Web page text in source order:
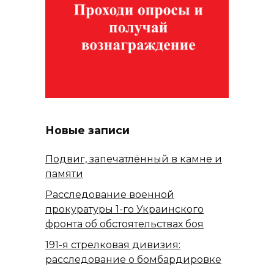
Новые записи
Подвиг, запечатлённый в камне и
памяти
Расследование военной
прокуратуры 1-го Украинского
фронта об обстоятельствах боя
191-я стрелковая дивизия:
расследование о бомбардировке